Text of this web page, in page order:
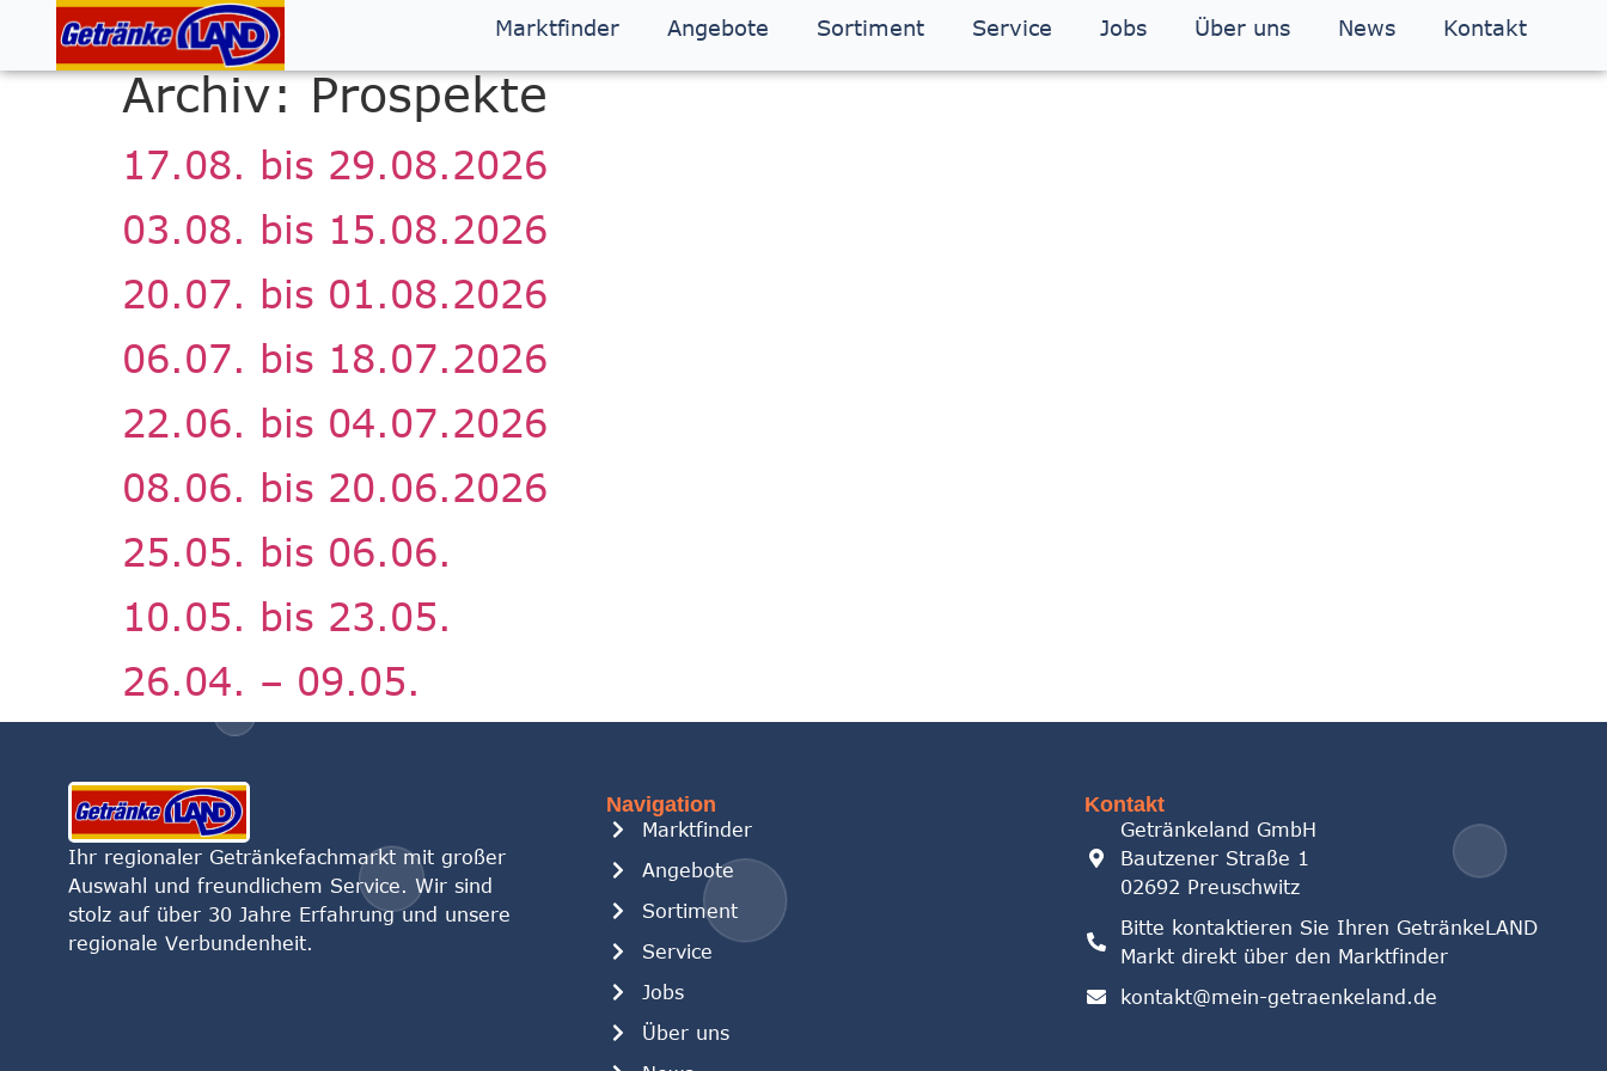
springen
Marktfinder Angebote Sortiment Service Jobs Über uns News Kontakt
Archiv:Prospekte
17.08. bis 29.08.2026
03.08. bis 15.08.2026
20.07. bis 01.08.2026
06.07. bis 18.07.2026
22.06. bis 04.07.2026
08.06. bis 20.06.2026
25.05. bis 06.06.
10.05. bis 23.05.
26.04. – 09.05.
Ihr regionaler Getränkefachmarkt mit großer
Auswahl und freundlichem Service. Wir sind
stolz auf über 30 Jahre Erfahrung und unsere
regionale Verbundenheit.
Navigation
Marktfinder
Angebote
Sortiment
Service
Jobs
Über uns
Kontakt
Getränkeland GmbH
Bautzener Straße 1
02692 Preuschwitz
Bitte kontaktieren Sie Ihren GetränkeLAND
Markt direkt über den Marktfinder
kontakt@mein-getraenkeland.de